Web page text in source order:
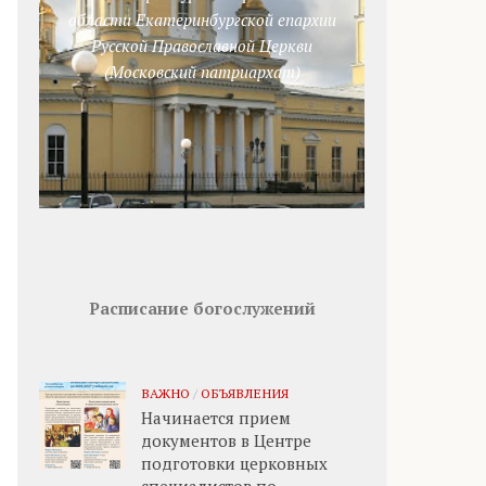
области Екатеринбургской епархии
Русской Православной Церкви
(Московский патриархат)
Расписание богослужений
ВАЖНО / ОБЪЯВЛЕНИЯ
Начинается прием
документов в Центре
подготовки церковных